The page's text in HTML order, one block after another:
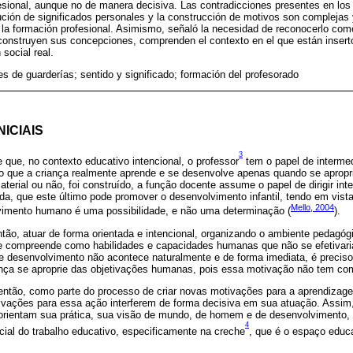
aunque no de manera decisiva. Las contradicciones presentes en
de significados personales y la construcción de motivos son
formación profesional. Asimismo, señaló la necesidad de reconocerlo
sus concepciones, comprenden el contexto en el que están
social real.
de guarderías; sentido y significado; formación del profesorado
que, no contexto educativo intencional, o professor
3
tem o papel de
que a criança realmente aprende e se desenvolve apenas quando se
ou não, foi construído, a função docente assume o papel de dirigir
que este último pode promover o desenvolvimento infantil, tendo em
humano é uma possibilidade, e não uma determinação (Mello, 2004).
atuar de forma orientada e intencional, organizando o ambiente
compreende como habilidades e capacidades humanas que não se
desenvolvimento não acontece naturalmente e de forma imediata, é
se aproprie das objetivações humanas, pois essa motivação não tem
como parte do processo de criar novas motivações para a
para essa ação interferem de forma decisiva em sua atuação.
sua prática, sua visão de mundo, de homem e de
do trabalho educativo, especificamente na creche
4
, que é o espaço